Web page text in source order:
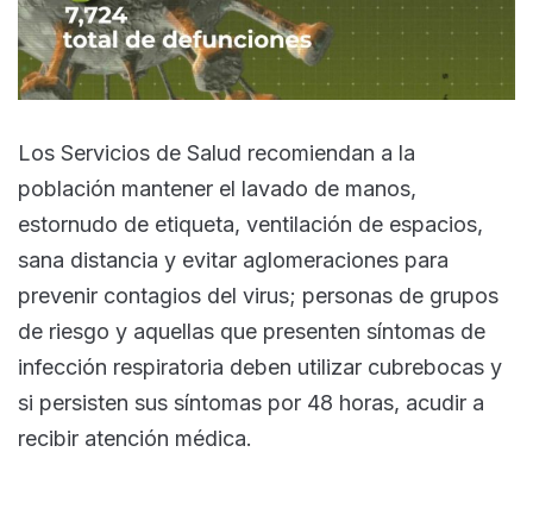
Los Servicios de Salud recomiendan a la
población mantener el lavado de manos,
estornudo de etiqueta, ventilación de espacios,
sana distancia y evitar aglomeraciones para
prevenir contagios del virus; personas de grupos
de riesgo y aquellas que presenten síntomas de
infección respiratoria deben utilizar cubrebocas y
si persisten sus síntomas por 48 horas, acudir a
recibir atención médica.